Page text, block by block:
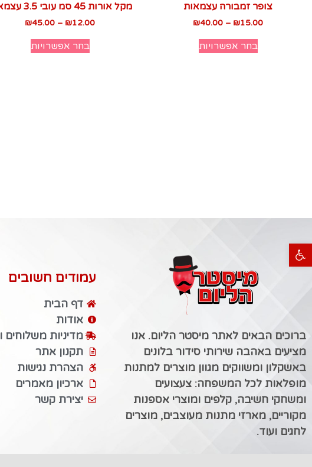
פתח סרגל נגישות
צופר זמבורה עצמאות
₪15.00
–
₪40.00
בחר אפשרויות
מקל אורות 45 סמ עובי 3.5 עצמאות
₪12.00
–
₪45.00
בחר אפשרויות
ברוכים הבאים לאתר מיסטר הליום. אנו
מציעים באהבה שירותי סידור בלונים
באשקלון ומשווקים מגוון מוצרים למתנות
מופלאות לכל המשפחה: צעצועים
ומשחקי חשיבה, קלפים ומוצרי אספנות
מקוריים, מארזי מתנות מעוצבים, מוצרים
לחגים ועוד.
עמודים חשובים
דף הבית
אודות
מדיניות משלוחים
תקנון אתר
הצהרת נגישות
ארכיון מאמרים
יצירת קשר